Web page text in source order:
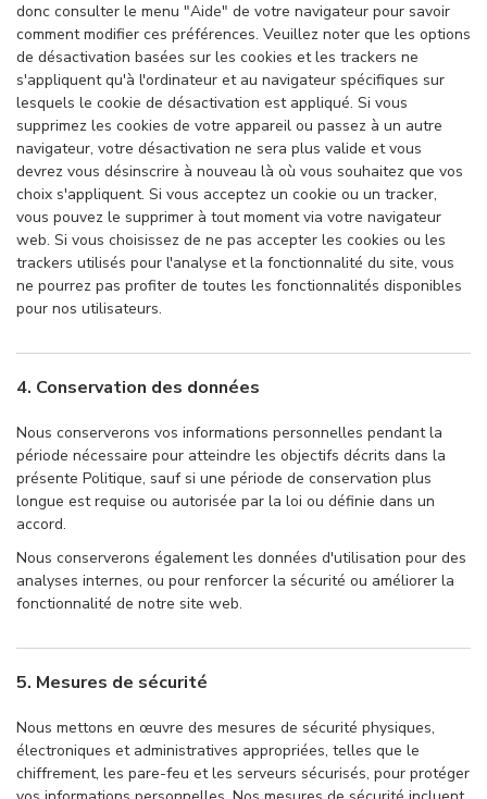
donc consulter le menu "Aide" de votre navigateur pour savoir
comment modifier ces préférences. Veuillez noter que les options
de désactivation basées sur les cookies et les trackers ne
s'appliquent qu'à l'ordinateur et au navigateur spécifiques sur
lesquels le cookie de désactivation est appliqué. Si vous
supprimez les cookies de votre appareil ou passez à un autre
navigateur, votre désactivation ne sera plus valide et vous
devrez vous désinscrire à nouveau là où vous souhaitez que vos
choix s'appliquent. Si vous acceptez un cookie ou un tracker,
vous pouvez le supprimer à tout moment via votre navigateur
web. Si vous choisissez de ne pas accepter les cookies ou les
trackers utilisés pour l'analyse et la fonctionnalité du site, vous
ne pourrez pas profiter de toutes les fonctionnalités disponibles
pour nos utilisateurs.
4. Conservation des données
Nous conserverons vos informations personnelles pendant la
période nécessaire pour atteindre les objectifs décrits dans la
présente Politique, sauf si une période de conservation plus
longue est requise ou autorisée par la loi ou définie dans un
accord.
Nous conserverons également les données d'utilisation pour des
analyses internes, ou pour renforcer la sécurité ou améliorer la
fonctionnalité de notre site web.
5. Mesures de sécurité
Nous mettons en œuvre des mesures de sécurité physiques,
électroniques et administratives appropriées, telles que le
chiffrement, les pare-feu et les serveurs sécurisés, pour protéger